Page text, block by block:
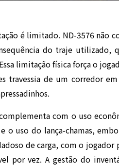
é limitado. ND-3576 não
do traje utilizado,
limitação física força o
travessia de um corredor
com o uso
o uso do lança-chamas,
de carga, com o
por vez. A gestão do